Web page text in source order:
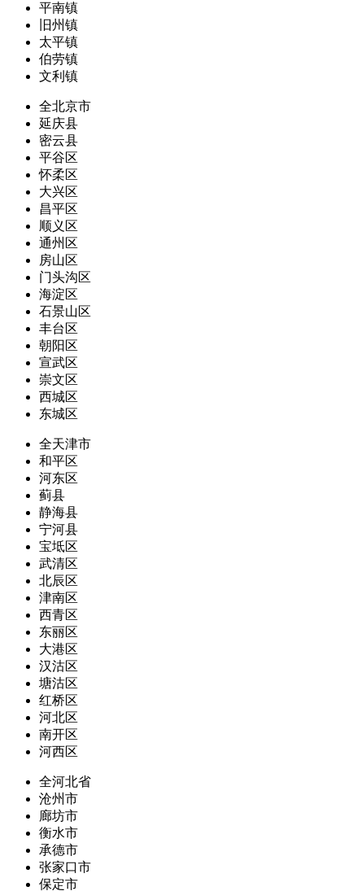
平南镇
旧州镇
太平镇
伯劳镇
文利镇
全北京市
延庆县
密云县
平谷区
怀柔区
大兴区
昌平区
顺义区
通州区
房山区
门头沟区
海淀区
石景山区
丰台区
朝阳区
宣武区
崇文区
西城区
东城区
全天津市
和平区
河东区
蓟县
静海县
宁河县
宝坻区
武清区
北辰区
津南区
西青区
东丽区
大港区
汉沽区
塘沽区
红桥区
河北区
南开区
河西区
全河北省
沧州市
廊坊市
衡水市
承德市
张家口市
保定市